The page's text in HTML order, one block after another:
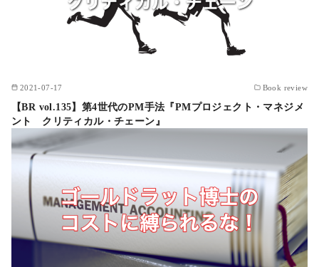
2021-07-17 Book review
【BR vol.135】第4世代のPM手法『PMプロジェクト・マネジメ
ント クリティカル・チェーン』